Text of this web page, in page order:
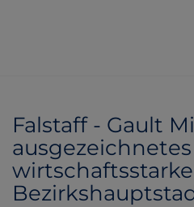
Falstaff - Gault